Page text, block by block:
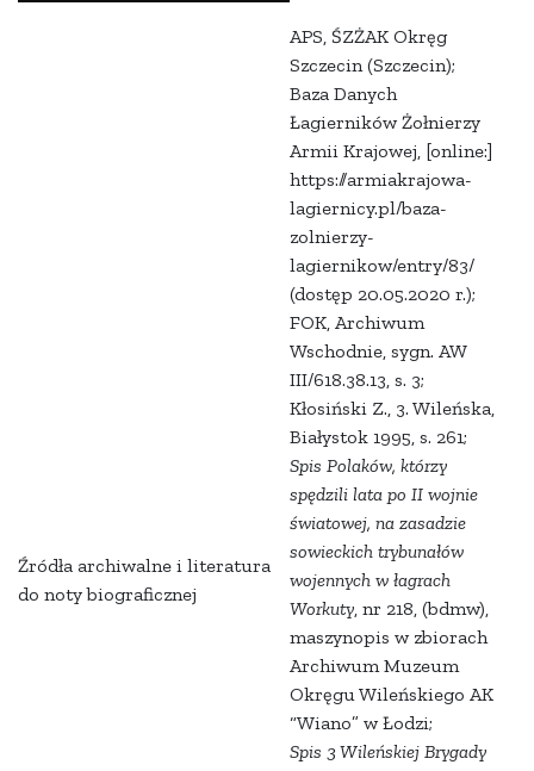
Źródła archiwalne i literatura
do noty biograficznej
APS, ŚZŻAK Okręg
Szczecin (Szczecin);
Baza Danych
Łagierników Żołnierzy
Armii Krajowej, [online:]
https://armiakrajowa-
lagiernicy.pl/baza-
zolnierzy-
lagiernikow/entry/83/
(dostęp 20.05.2020 r.);
FOK, Archiwum
Wschodnie, sygn. AW
III/618.38.13, s. 3;
Kłosiński Z., 3. Wileńska,
Białystok 1995, s. 261;
Spis Polaków, którzy
spędzili lata po II wojnie
światowej, na zasadzie
sowieckich trybunałów
wojennych w łagrach
Workuty, nr 218, (bdmw),
maszynopis w zbiorach
Archiwum Muzeum
Okręgu Wileńskiego AK
“Wiano” w Łodzi;
Spis 3 Wileńskiej Brygady